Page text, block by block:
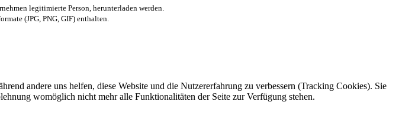
andere uns helfen, diese Website und die Nutzererfahrung zu verbessern (Tracking Cookies). Sie
womöglich nicht mehr alle Funktionalitäten der Seite zur Verfügung stehen.
legitimierte Person, herunterladen werden.
(JPG, PNG, GIF) enthalten.